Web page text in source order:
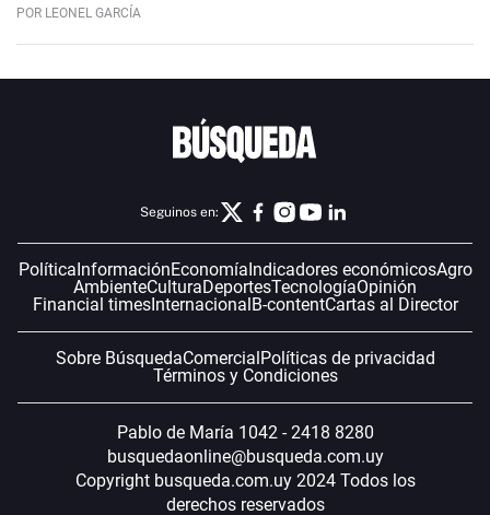
POR LEONEL GARCÍA
Seguinos en:
PolíticaInformaciónEconomíaIndicadores económicosAgro
AmbienteCulturaDeportesTecnologíaOpinión
Financial timesInternacionalB-contentCartas al Director
Sobre BúsquedaComercialPolíticas de privacidad
Términos y Condiciones
Pablo de María 1042 - 2418 8280
busquedaonline@busqueda.com.uy
Copyright busqueda.com.uy 2024 Todos los
derechos reservados